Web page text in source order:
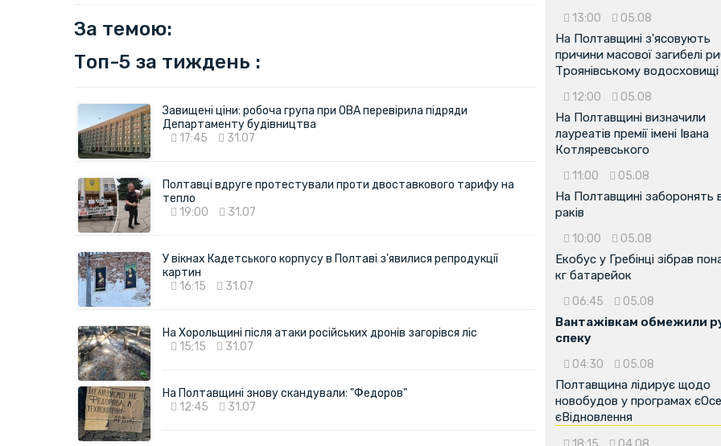
За темою:
Топ-5 за тиждень :
Завищені ціни: робоча група при ОВА перевірила підряди
Департаменту будівництва
17:45
31.07
Полтавці вдруге протестували проти двоставкового тарифу на
тепло
19:00
31.07
У вікнах Кадетського корпусу в Полтаві з'явилися репродукції
картин
16:15
31.07
На Хорольщині після атаки російських дронів загорівся ліс
15:15
31.07
На Полтавщині знову скандували: "Федоров"
12:45
31.07
13:00 05.08
На Полтавщині з'ясовують
причини масової загибелі
Троянівському водосховищі
12:00 05.08
На Полтавщині визначили
лауреатів премії імені Івана
Котляревського
11:00 05.08
На Полтавщині заборонять
раків
10:00 05.08
Екобус у Гребінці зібрав
кг батарейок
06:45 05.08
Вантажівкам обмежили
спеку
04:30 05.08
Полтавщина лідирує щодо
новобудов у програмах
єВідновлення